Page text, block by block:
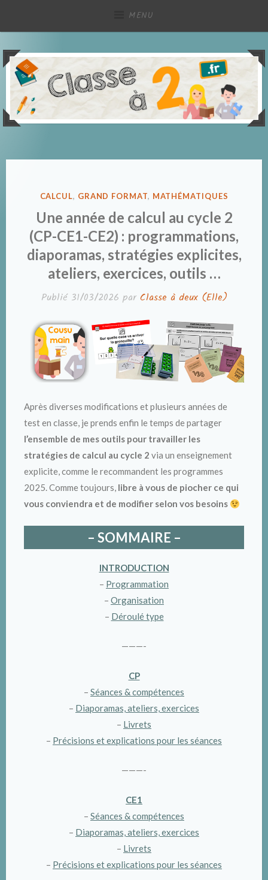
principal
MENU
Classe à deux
PUBLIÉ
CALCUL, GRAND FORMAT, MATHÉMATIQUES
Une année de calcul au cycle 2
(CP-CE1-CE2) : programmations,
diaporamas, stratégies explicites,
ateliers, exercices, outils …
Publié 31/03/2026 par Classe à deux (Elle)
Après diverses modifications et plusieurs années de
test en classe, je prends enfin le temps de partager
l’ensemble de mes outils pour travailler les
stratégies de calcul au cycle 2 via un enseignement
explicite, comme le recommandent les programmes
2025. Comme toujours, libre à vous de piocher ce qui
vous conviendra et de modifier selon vos besoins
– SOMMAIRE –
INTRODUCTION
– Programmation
– Organisation
– Déroulé type
———-
CP
– Séances & compétences
– Diaporamas, ateliers, exercices
– Livrets
– Précisions et explications pour les séances
———-
CE1
– Séances & compétences
– Diaporamas, ateliers, exercices
– Livrets
– Précisions et explications pour les séances